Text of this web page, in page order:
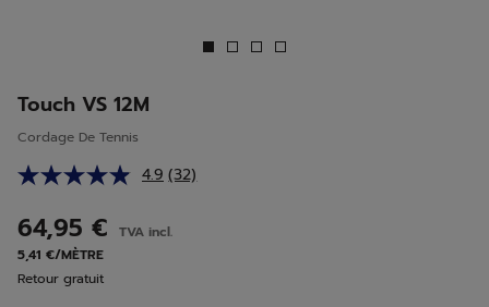
Touch VS 12M
Cordage De Tennis
4.9 Lire
Lien
(32)
64,95 €
TVA incl.
5,41 €/MÈTRE
Retour gratuit